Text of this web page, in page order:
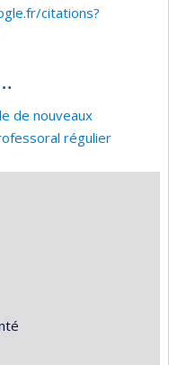
citations?
de nouveaux
régulier